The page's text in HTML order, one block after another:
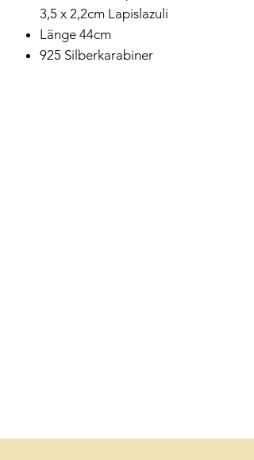
3,5 x 2,2cm Lapislazuli
Länge 44cm
925 Silberkarabiner